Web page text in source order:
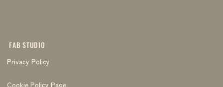
FAB STUDIO
Privacy Policy
Cookie Policy Page